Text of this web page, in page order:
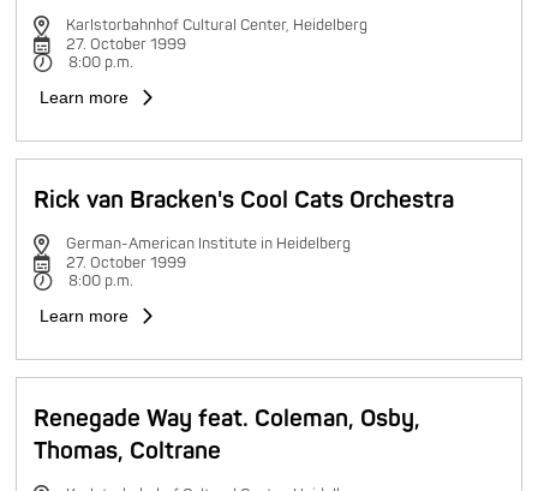
Karlstorbahnhof Cultural Center, Heidelberg
27. October 1999
8:00 p.m.
Learn more
Rick van Bracken's Cool Cats Orchestra
German-American Institute in Heidelberg
27. October 1999
8:00 p.m.
Learn more
Renegade Way feat. Coleman, Osby,
Thomas, Coltrane